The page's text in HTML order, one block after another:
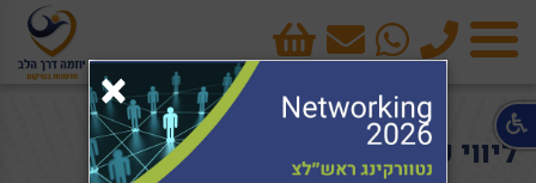
טלפון cart
ליווי עסקי שיקומי
×